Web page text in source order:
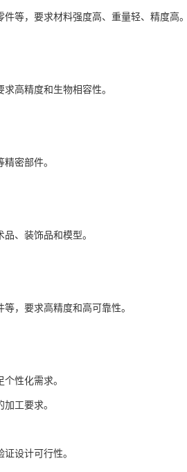
等，要求材料强度高、重量轻、精度高
高精度和生物相容性。
密部件。
、装饰品和模型。
，要求高精度和高可靠性。
性化需求。
工要求。
设计可行性。